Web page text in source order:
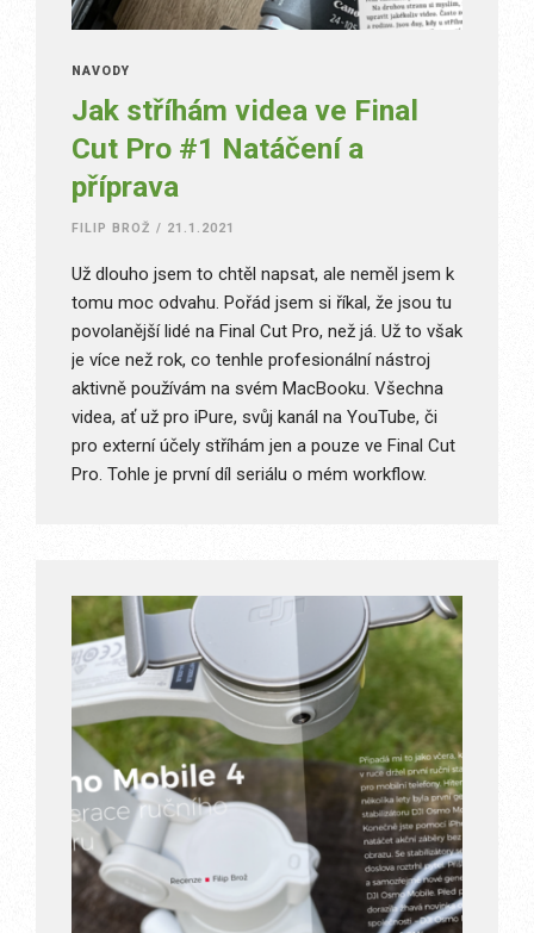
NÁVODY
Jak stříhám videa ve Final
Cut Pro #1 Natáčení a
příprava
FILIP BROŽ / 21.1.2021
Už dlouho jsem to chtěl napsat, ale neměl jsem k
tomu moc odvahu. Pořád jsem si říkal, že jsou tu
povolanější lidé na Final Cut Pro, než já. Už to však
je více než rok, co tenhle profesionální nástroj
aktivně používám na svém MacBooku. Všechna
videa, ať už pro iPure, svůj kanál na YouTube, či
pro externí účely stříhám jen a pouze ve Final Cut
Pro. Tohle je první díl seriálu o mém workflow.